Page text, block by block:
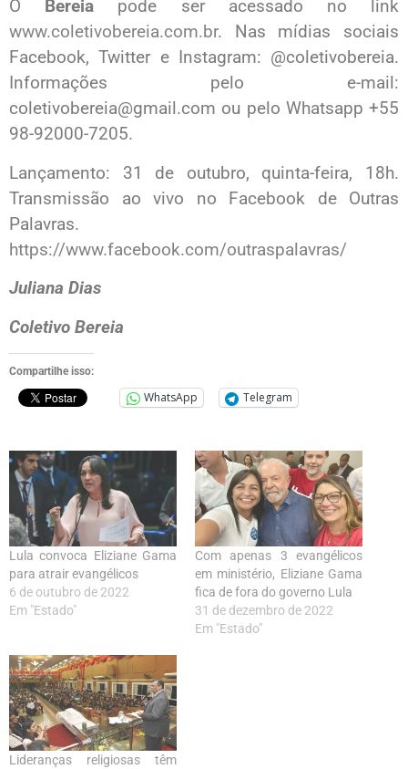
O Bereia pode ser acessado no link
www.coletivobereia.com.br. Nas mídias sociais
Facebook, Twitter e Instagram: @coletivobereia.
Informações pelo e-mail:
coletivobereia@gmail.com ou pelo Whatsapp +55
98-92000-7205.
Lançamento: 31 de outubro, quinta-feira, 18h.
Transmissão ao vivo no Facebook de Outras
Palavras.
https://www.facebook.com/outraspalavras/
Juliana Dias
Coletivo Bereia
Compartilhe isso:
WhatsApp Telegram
Lula convoca Eliziane Gama
para atrair evangélicos
6 de outubro de 2022
Em "Estado"
Com apenas 3 evangélicos
em ministério, Eliziane Gama
fica de fora do governo Lula
31 de dezembro de 2022
Em "Estado"
Lideranças religiosas têm